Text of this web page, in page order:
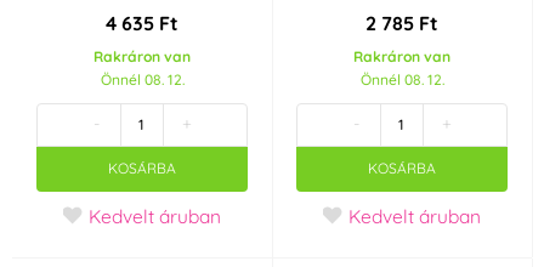
Sárga (1)
Anyag
Marcipán (4)
Gyártó kijelentetés
4 635 Ft
Rakráron van
Önnél 08. 12.
- +
KOSÁRBA
Kedvelt áruban
2 785 Ft
Rakráron van
Önnél 08. 12.
- +
KOSÁRBA
Kedvelt áruban